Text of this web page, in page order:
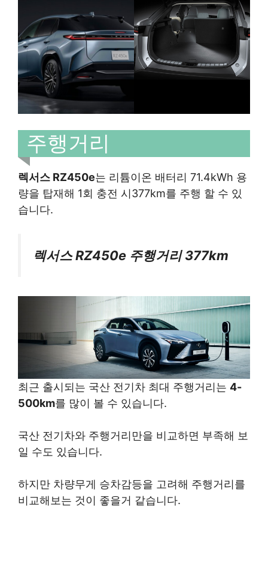
주행거리
렉서스 RZ450e는 리튬이온 배터리 71.4kWh 용
량을 탑재해 1회 충전 시377km를 주행 할 수 있
습니다.
렉서스 RZ450e 주행거리 377km
최근 출시되는 국산 전기차 최대 주행거리는 4-
500km를 많이 볼 수 있습니다.
​국산 전기차와 주행거리만을 비교하면 부족해 보
일 수도 있습니다.
하지만 차량무게 승차감등을 고려해 주행거리를
비교해보는 것이 좋을거 같습니다.